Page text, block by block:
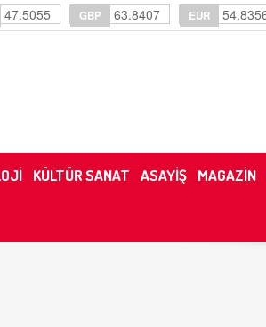
47.5055 GBP 63.8407 EUR
KÜLTÜR SANAT ASAYİŞ MAGAZİN